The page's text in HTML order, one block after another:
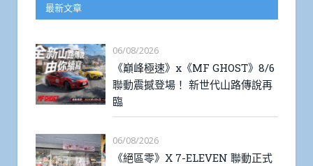
最新文章
06/08/2026
《巔峰極速》x《MF GHOST》8/6
聯動震撼登場！ 新世代山路傳說再
臨
06/08/2026
《絕區零》X 7-ELEVEN 聯動正式